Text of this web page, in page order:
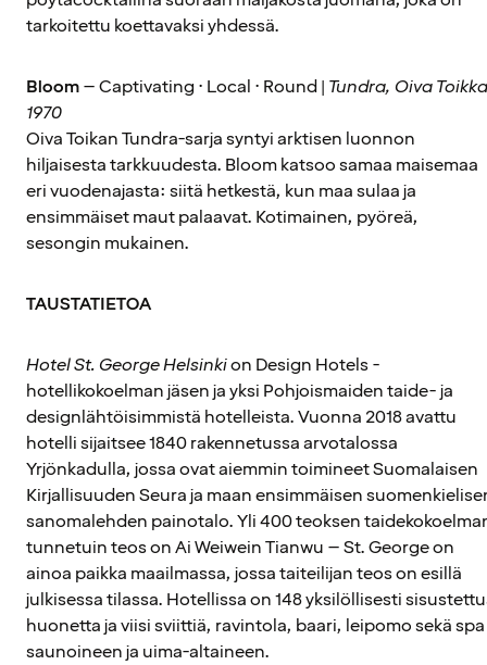
tarkoitettu koettavaksi yhdessä.
Bloom– Captivating · Local · Round | Tundra, Oiva
1970
Oiva Toikan Tundra-sarja syntyi arktisen luonnon
hiljaisesta tarkkuudesta. Bloom katsoo samaa maisemaa
eri vuodenajasta: siitä hetkestä, kun maa sulaa ja
ensimmäiset maut palaavat. Kotimainen, pyöreä,
sesongin mukainen.
TAUSTATIETOA
Hotel St. George Helsinkion Design Hotels -
hotellikokoelman jäsen ja yksi Pohjoismaiden taide- ja
designlähtöisimmistä hotelleista. Vuonna 2018 avattu
hotelli sijaitsee 1840 rakennetussa arvotalossa
Yrjönkadulla, jossa ovat aiemmin toimineet Suomalaisen
Kirjallisuuden Seura ja maan ensimmäisen
sanomalehden painotalo. Yli 400 teoksen
tunnetuin teos on Ai Weiwein Tianwu – St. George on
ainoa paikka maailmassa, jossa taiteilijan teos on esillä
julkisessa tilassa. Hotellissa on 148 yksilöllisesti
huonetta ja viisi sviittiä, ravintola, baari, leipomo sekä spa
saunoineen ja uima-altaineen.